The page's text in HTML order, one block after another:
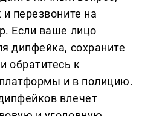
перезвоните на
Если ваше лицо
дипфейка, сохраните
обратитесь к
и в полицию.
влечет